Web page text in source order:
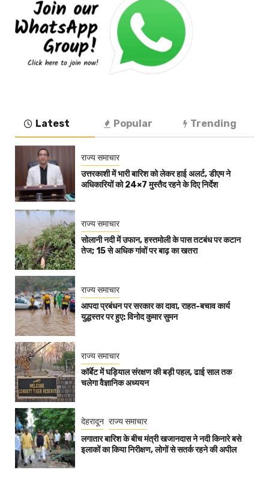
Latest Popular Trending
राज्य समाचार
उत्तरकाशी में भारी बारिश को लेकर हाई अलर्ट, डीएम ने
अधिकारियों को 24×7 मुस्तैद रहने के दिए निर्देश
राज्य समाचार
सोलानी नदी में उफान, हस्तमोली के पास तटबंध पर कटान
तेज; 15 से अधिक गांवों पर बाढ़ का खतरा
राज्य समाचार
आपदा प्रबंधन पर सरकार का दावा, राहत-बचाव कार्य
युद्धस्तर पर हुए: विनोद कुमार सुमन
राज्य समाचार
कॉर्बेट में घड़ियाल संरक्षण की बड़ी पहल, ढाई साल तक
चलेगा वैज्ञानिक अध्ययन
देहरादून राज्य समाचार
लगातार बारिश के बीच मंत्री खजानदास ने नदी किनारे बसे
इलाकों का किया निरीक्षण, लोगों से सतर्क रहने की अपील